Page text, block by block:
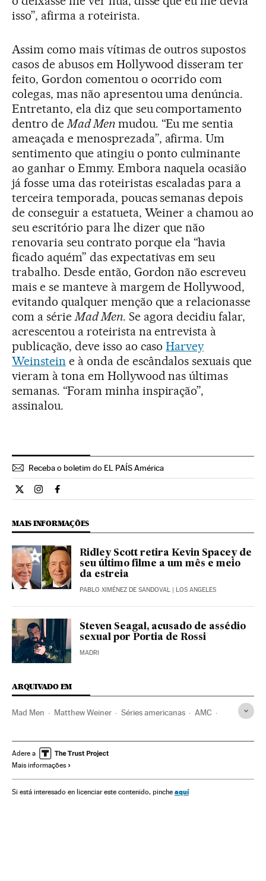
isso”, afirma a roteirista.
Assim como mais vítimas de outros supostos
casos de abusos em Hollywood disseram ter
feito, Gordon comentou o ocorrido com
colegas, mas não apresentou uma denúncia.
Entretanto, ela diz que seu comportamento
dentro deMad Menmudou. “Eu me sentia
ameaçada e menosprezada”, afirma. Um
sentimento que atingiu o ponto culminante
ao ganhar o Emmy. Embora naquela ocasião
já fosse uma das roteiristas escaladas para a
terceira temporada, poucas semanas depois
de conseguir a estatueta, Weiner a chamou ao
seu escritório para lhe dizer que não
renovaria seu contrato porque ela “havia
ficado aquém” das expectativas em seu
trabalho. Desde então, Gordon não escreveu
mais e se manteve à margem de Hollywood,
evitando qualquer menção que a relacionasse
com a sérieMad Men. Se agora decidiu falar,
acrescentou a roteirista na entrevista à
publicação, deve isso ao casoHarvey
Weinstein e à onda de escândalos sexuais que
vieram à tona em Hollywood nas últimas
semanas. “Foram minha inspiração”,
assinalou.
Receba o boletim do EL PAÍS América
Cultura El País Brasil en Twitter
Cultura El País Brasil en Instagram
Cultura El País Brasil en Facebook
MAIS INFORMAÇÕES
Ridley Scott retira Kevin Spacey de
seu último filme a um mês e meio
da estreia
PABLO XIMÉNEZ DE SANDOVAL | LOS ANGELES
Steven Seagal, acusado de assédio
sexual por Portia de Rossi
MADRI
ARQUIVADO EM
Mad Men Matthew Weiner Séries americanas AMC
Hollywood Califórnia Cinema dos Estados Unidos
Abusos sexuais
Indústria Cinematográfica Séries tv Crimes sexuais
Adere a
Mais informações
Si está interesado en licenciar este contenido, pinche aquí